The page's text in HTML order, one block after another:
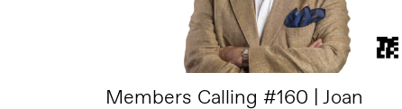
Members Calling #160 | Joan